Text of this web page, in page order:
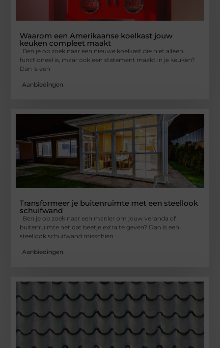
Waarom een Amerikaanse koelkast jouw
keuken compleet maakt
Ben je op zoek naar een nieuwe koelkast die niet alleen
functioneel is, maar ook een statement maakt in je keuken?
Dan is een
Aanbiedingen
Transformeer je buitenruimte met een steellook
schuifwand
Ben je op zoek naar een manier om jouw veranda of
buitenruimte net dat beetje extra te geven? Dan is een
steellook schuifwand misschien
Aanbiedingen